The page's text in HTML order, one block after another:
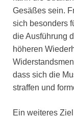
Gesäßes sein.
sich besonders
die Ausführung
höheren
dass sich die
straffen und
Ein weiteres